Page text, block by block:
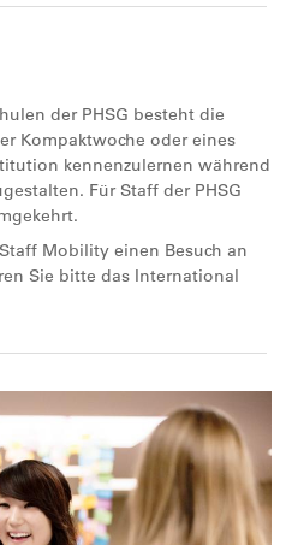
der PHSG besteht die
Kompaktwoche oder eines
kennenzulernen während
Für Staff der PHSG
Mobility einen Besuch an
Sie bitte das International